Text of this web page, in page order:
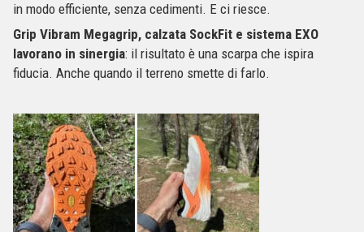
in modo efficiente, senza cedimenti. E ci riesce.
Grip Vibram Megagrip, calzata SockFit e sistema EXO
lavorano in sinergia: il risultato è una scarpa che ispira
fiducia. Anche quando il terreno smette di farlo.